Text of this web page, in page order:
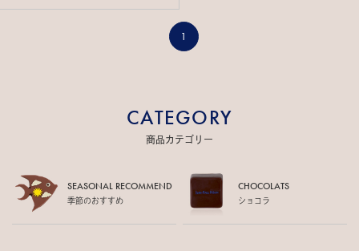
1
CATEGORY
商品カテゴリー
SEASONAL RECOMMEND
季節のおすすめ
CHOCOLATS
ショコラ